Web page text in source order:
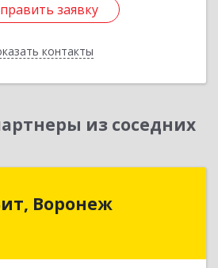
заявку
контакты
заявку
Назад
из соседних
Воронеж
Бит, Воронеж
обл, Воронеж г, 20-летия